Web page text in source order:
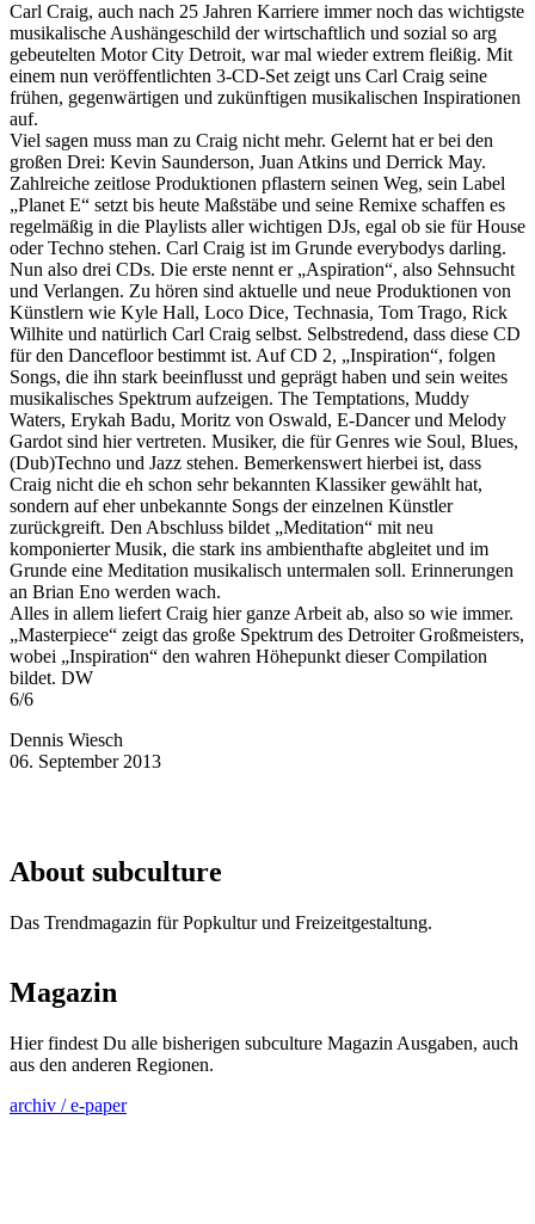
Carl Craig, auch nach 25 Jahren Karriere immer noch das wichtigste
musikalische Aushängeschild der wirtschaftlich und sozial so arg
gebeutelten Motor City Detroit, war mal wieder extrem fleißig. Mit
einem nun veröffentlichten 3-CD-Set zeigt uns Carl Craig seine
frühen, gegenwärtigen und zukünftigen musikalischen Inspirationen
auf.
Viel sagen muss man zu Craig nicht mehr. Gelernt hat er bei den
großen Drei: Kevin Saunderson, Juan Atkins und Derrick May.
Zahlreiche zeitlose Produktionen pflastern seinen Weg, sein Label
„Planet E“ setzt bis heute Maßstäbe und seine Remixe schaffen es
regelmäßig in die Playlists aller wichtigen DJs, egal ob sie für House
oder Techno stehen. Carl Craig ist im Grunde everybodys darling.
Nun also drei CDs. Die erste nennt er „Aspiration“, also Sehnsucht
und Verlangen. Zu hören sind aktuelle und neue Produktionen von
Künstlern wie Kyle Hall, Loco Dice, Technasia, Tom Trago, Rick
Wilhite und natürlich Carl Craig selbst. Selbstredend, dass diese CD
für den Dancefloor bestimmt ist. Auf CD 2, „Inspiration“, folgen
Songs, die ihn stark beeinflusst und geprägt haben und sein weites
musikalisches Spektrum aufzeigen. The Temptations, Muddy
Waters, Erykah Badu, Moritz von Oswald, E-Dancer und Melody
Gardot sind hier vertreten. Musiker, die für Genres wie Soul, Blues,
(Dub)Techno und Jazz stehen. Bemerkenswert hierbei ist, dass
Craig nicht die eh schon sehr bekannten Klassiker gewählt hat,
sondern auf eher unbekannte Songs der einzelnen Künstler
zurückgreift. Den Abschluss bildet „Meditation“ mit neu
komponierter Musik, die stark ins ambienthafte abgleitet und im
Grunde eine Meditation musikalisch untermalen soll. Erinnerungen
an Brian Eno werden wach.
Alles in allem liefert Craig hier ganze Arbeit ab, also so wie immer.
„Masterpiece“ zeigt das große Spektrum des Detroiter Großmeisters,
wobei „Inspiration“ den wahren Höhepunkt dieser Compilation
bildet. DW
6/6
Dennis Wiesch
06. September 2013
About subculture
Das Trendmagazin für Popkultur und Freizeitgestaltung.
Magazin
Hier findest Du alle bisherigen subculture Magazin Ausgaben, auch
aus den anderen Regionen.
archiv / e-paper